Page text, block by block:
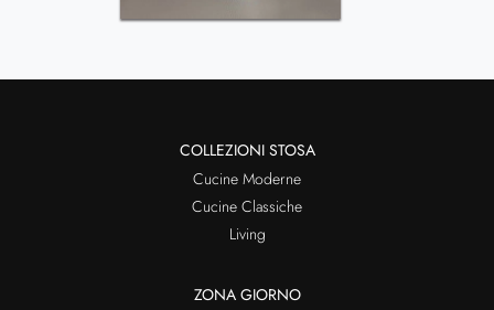
COLLEZIONI STOSA
Cucine Moderne
Cucine Classiche
Living
ZONA GIORNO